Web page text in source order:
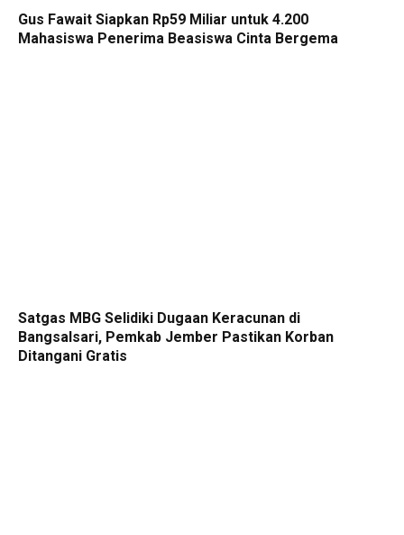
Gus Fawait Siapkan Rp59 Miliar untuk 4.200
Mahasiswa Penerima Beasiswa Cinta Bergema
Satgas MBG Selidiki Dugaan Keracunan di
Bangsalsari, Pemkab Jember Pastikan Korban
Ditangani Gratis